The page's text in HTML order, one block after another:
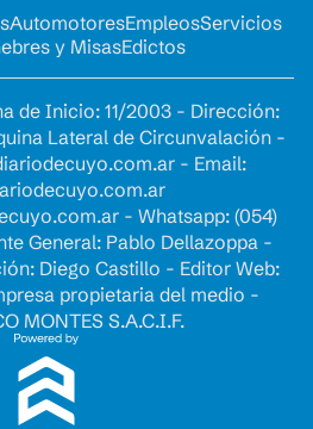
AutomotoresEmpleosServicios
y MisasEdictos
de Inicio: 11/2003 - Dirección:
Lateral de Circunvalación -
- Email:
- Whatsapp: (054)
General: Pablo Dellazoppa -
Diego Castillo - Editor Web:
propietaria del medio -
MONTES S.A.C.I.F.